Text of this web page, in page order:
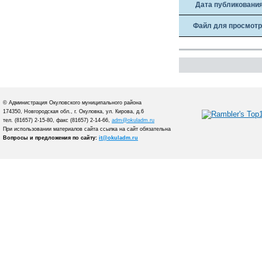
Дата
Файл для
© Администрация Окуловского муниципального района
174350, Новгородская обл., г. Окуловка, ул. Кирова, д.6
тел. (81657) 2-15-80, факс (81657) 2-14-66, adm@okuladm.ru
При использовании материалов сайта ссылка на сайт обязательна
Вопросы и предложения по сайту: it@okuladm.ru